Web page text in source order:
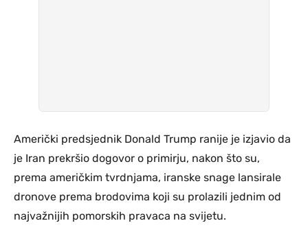
Američki predsjednik Donald Trump ranije je izjavio da
je Iran prekršio dogovor o primirju, nakon što su,
prema američkim tvrdnjama, iranske snage lansirale
dronove prema brodovima koji su prolazili jednim od
najvažnijih pomorskih pravaca na svijetu.